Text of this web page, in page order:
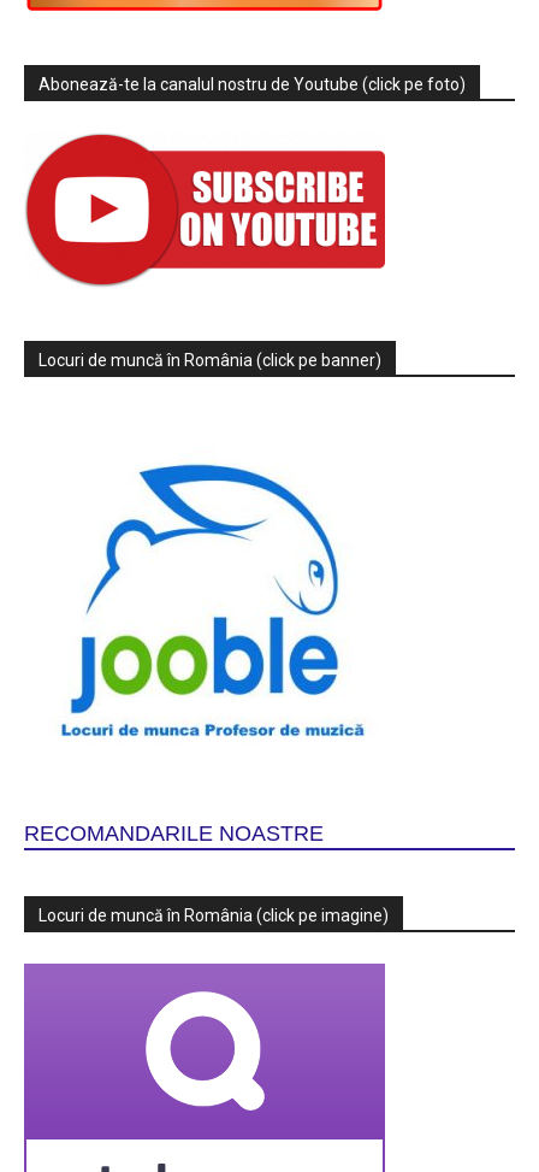
Abonează-te la canalul nostru de Youtube (click pe foto)
Locuri de muncă în România (click pe banner)
RECOMANDARILE NOASTRE
Locuri de muncă în România (click pe imagine)